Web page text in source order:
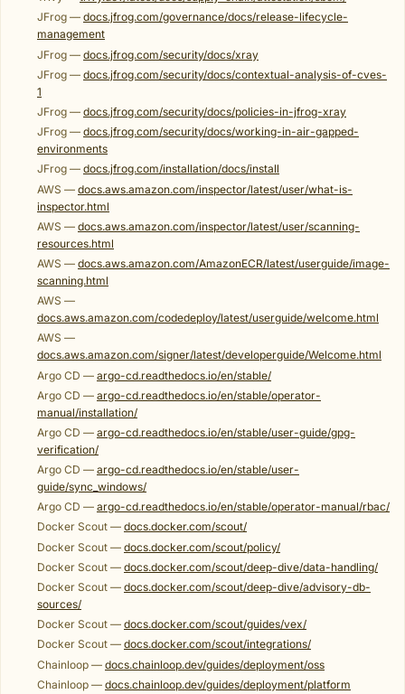
JFrog — docs.jfrog.com/governance/docs/release-lifecycle-
management
JFrog — docs.jfrog.com/security/docs/xray
JFrog — docs.jfrog.com/security/docs/contextual-analysis-of-cves-
1
JFrog — docs.jfrog.com/security/docs/policies-in-jfrog-xray
JFrog — docs.jfrog.com/security/docs/working-in-air-gapped-
environments
JFrog — docs.jfrog.com/installation/docs/install
AWS — docs.aws.amazon.com/inspector/latest/user/what-is-
inspector.html
AWS — docs.aws.amazon.com/inspector/latest/user/scanning-
resources.html
AWS — docs.aws.amazon.com/AmazonECR/latest/userguide/image-
scanning.html
AWS —
docs.aws.amazon.com/codedeploy/latest/userguide/welcome.html
AWS —
docs.aws.amazon.com/signer/latest/developerguide/Welcome.html
Argo CD — argo-cd.readthedocs.io/en/stable/
Argo CD — argo-cd.readthedocs.io/en/stable/operator-
manual/installation/
Argo CD — argo-cd.readthedocs.io/en/stable/user-guide/gpg-
verification/
Argo CD — argo-cd.readthedocs.io/en/stable/user-
guide/sync_windows/
Argo CD — argo-cd.readthedocs.io/en/stable/operator-manual/rbac/
Docker Scout — docs.docker.com/scout/
Docker Scout — docs.docker.com/scout/policy/
Docker Scout — docs.docker.com/scout/deep-dive/data-handling/
Docker Scout — docs.docker.com/scout/deep-dive/advisory-db-
sources/
Docker Scout — docs.docker.com/scout/guides/vex/
Docker Scout — docs.docker.com/scout/integrations/
Chainloop — docs.chainloop.dev/guides/deployment/oss
Chainloop — docs.chainloop.dev/guides/deployment/platform